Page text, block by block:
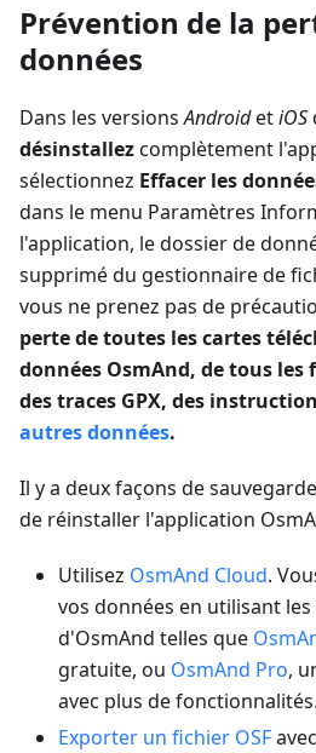
Prévention de la
données
Dans les versionsAndroidetiOS
désinstallezcomplètement
sélectionnez Effacer les
dans le menu Paramètres
l'application, le dossier de
supprimé du gestionnaire de
vous ne prenez pas de
perte de toutes les cartes
données OsmAnd, de tous les
des traces GPX, des
autres données.
Il y a deux façons de
de réinstaller l'application
Utilisez OsmAnd Cloud.
vos données en utilisant
d'OsmAnd telles que
gratuite, ou OsmAnd Pro,
avec plus de fonctionnalités.
Exporter un fichier OSF